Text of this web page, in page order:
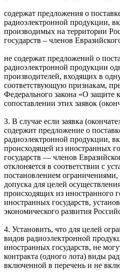
содержат предложения о
радиоэлектронной продукции,
производимых на территории
государств – членов
не содержат предложений о
радиоэлектронной продукции
производителей, входящих в
соответствующую признакам,
Федерального закона «О защите
сопоставлении этих заявок
3. В случае если заявка
содержит предложение о
радиоэлектронной продукции,
происходящей из иностранных
государств — членов
отклоняется в соответствии с
постановлением
допуска для целей
происходящих из иностранного
иностранных государств,
экономического развития
4. Установить, что для целей
видов радиоэлектронной
иностранных государств, не
контракта (одного лота) виды
включенной в перечень и не